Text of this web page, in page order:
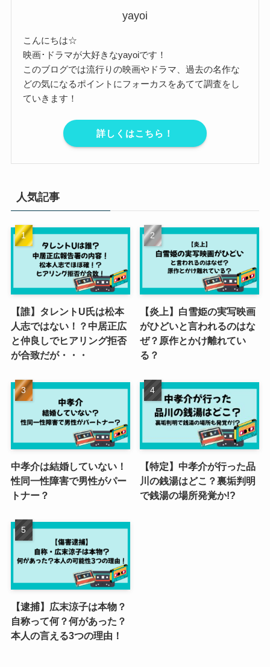
yayoi
こんにちは☆
映画･ドラマが大好きなyayoiです！
このブログでは流行りの映画やドラマ、過去の名作な
どの気になるポイントにフォーカスをあてて調査をし
ていきます！
詳しくはこちら！
人気記事
【誰】タレントU氏は松本
人志ではない！？中居正広
と仲良しでヒアリング拒否
が合致だが・・・
【炎上】白雪姫の実写映画
がひどいと言われるのはな
ぜ？原作とかけ離れてい
る？
中孝介は結婚していない！
性同一性障害で男性がパー
トナー？
【特定】中孝介が行った品
川の銭湯はどこ？裏垢判明
で銭湯の場所発覚か!?
【逮捕】広末涼子は本物？
自称って何？何があった？
本人の言える3つの理由！